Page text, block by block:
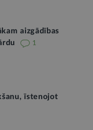
aizgādības
1
īstenojot